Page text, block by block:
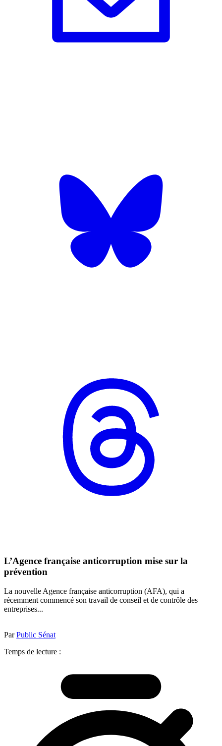
L’Agence française anticorruption mise sur la
prévention
La nouvelle Agence française anticorruption (AFA), qui a
récemment commencé son travail de conseil et de contrôle des
entreprises...
ParPublic Sénat
Temps de lecture :